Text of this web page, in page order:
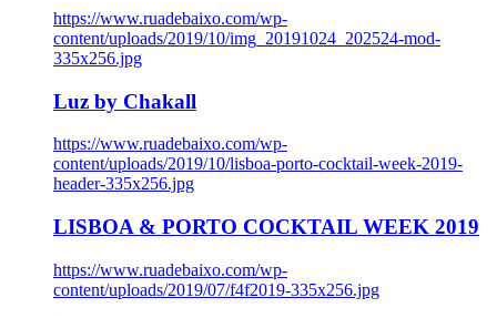
https://www.ruadebaixo.com/wp-
content/uploads/2019/10/img_20191024_202524-mod-
335x256.jpg
Luz by Chakall
https://www.ruadebaixo.com/wp-
content/uploads/2019/10/lisboa-porto-cocktail-week-2019-
header-335x256.jpg
LISBOA & PORTO COCKTAIL WEEK 2019
https://www.ruadebaixo.com/wp-
content/uploads/2019/07/f4f2019-335x256.jpg